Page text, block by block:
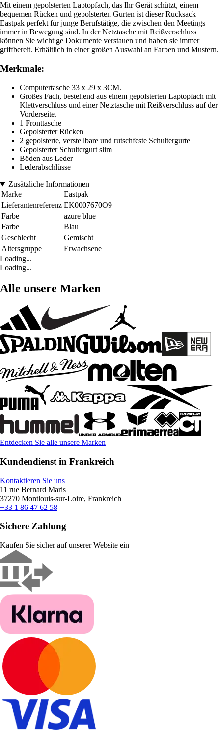
Mit einem gepolsterten Laptopfach, das Ihr Gerät schützt, einem
bequemen Rücken und gepolsterten Gurten ist dieser Rucksack
Eastpak perfekt für junge Berufstätige, die zwischen den Meetings
immer in Bewegung sind. In der Netztasche mit Reißverschluss
können Sie wichtige Dokumente verstauen und haben sie immer
griffbereit. Erhältlich in einer großen Auswahl an Farben und Mustern.
Merkmale:
Computertasche 33 x 29 x 3CM.
Großes Fach, bestehend aus einem gepolsterten Laptopfach mit
Klettverschluss und einer Netztasche mit Reißverschluss auf der
Vorderseite.
1 Fronttasche
Gepolsterter Rücken
2 gepolsterte, verstellbare und rutschfeste Schultergurte
Gepolsterter Schultergurt slim
Böden aus Leder
Lederabschlüsse
Zusätzliche Informationen
Marke
Eastpak
Lieferantenreferenz EK0007670O9
Farbe
azure blue
Farbe
Blau
Geschlecht
Gemischt
Altersgruppe
Erwachsene
Loading...
Loading...
Alle unsere Marken
Entdecken Sie alle unsere Marken
Kundendienst in Frankreich
Kontaktieren Sie uns
11 rue Bernard Maris
37270 Montlouis-sur-Loire, Frankreich
+33 1 86 47 62 58
Sichere Zahlung
Kaufen Sie sicher auf unserer Website ein